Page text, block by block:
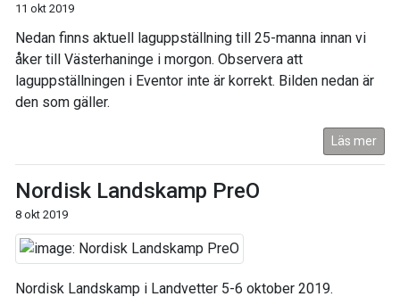
11 okt 2019
Nedan finns aktuell laguppställning till 25-manna innan vi
åker till Västerhaninge i morgon. Observera att
laguppställningen i Eventor inte är korrekt. Bilden nedan är
den som gäller.
Läs mer
Nordisk Landskamp PreO
8 okt 2019
Nordisk Landskamp i Landvetter 5-6 oktober 2019.